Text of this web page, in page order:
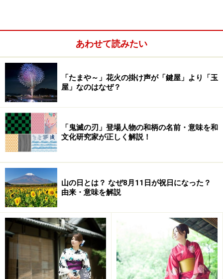
り、ひな壇よりもさげもんが主役という感じです。
さげもんは、寿命が短く人生50年といわれた時代に、1
つでも長生きして欲しいという願いを込め、紅白の布を
巻いた竹の輪に、袋状に仕立てた鶴、亀、海老などの縁
起物を7列7個で49個、中央に柳川鞠を2個、合計51個を
さげるのが一般的。ひな壇の左右に飾られるさげもん
は、子どもを想う気持ちの表れなのです。
およそ2か月の間、水の郷・柳川はひな祭りで華やぎ、
水上ランタンや水上パレードなども実施され、川下りも
楽しめます。情緒あふれる柳川でさげもんめぐりをして
いると、春を迎えた喜びや人の絆を感じることができ、
ひな祭りの意義を実感できると思います。
＜DATA＞
■柳川雛祭り さげもんめぐり
場所：福岡県柳川市 市街地各所で実施
あわせて読みたい
「たまや～」花火の掛け声が「鍵屋」より「玉
屋」なのはなぜ？
「鬼滅の刃」登場人物の和柄の名前・意味を和
文化研究家が正しく解説！
山の日とは？ なぜ8月11日が祝日になった？
由来・意味を解説